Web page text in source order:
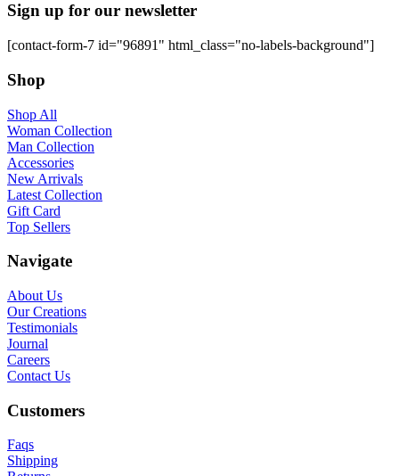
Sign up for our newsletter
[contact-form-7 id="96891" html_class="no-labels-background"]
Shop
Shop All
Woman Collection
Man Collection
Accessories
New Arrivals
Latest Collection
Gift Card
Top Sellers
Navigate
About Us
Our Creations
Testimonials
Journal
Careers
Contact Us
Customers
Faqs
Shipping